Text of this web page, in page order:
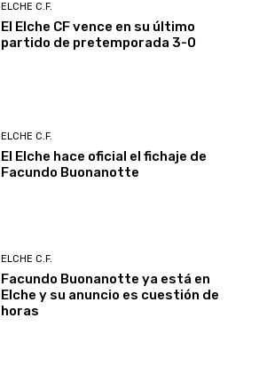
ELCHE C.F.
El Elche CF vence en su último
partido de pretemporada 3-0
ELCHE C.F.
El Elche hace oficial el fichaje de
Facundo Buonanotte
ELCHE C.F.
Facundo Buonanotte ya está en
Elche y su anuncio es cuestión de
horas